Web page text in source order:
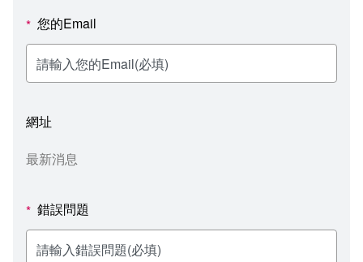
校園行事曆
報名系統
線上報名查詢
輔導處
研發處
秘書處出納組
教學媒體處
電算中心
外國語文學系
文化藝術學系
健康管理與促進學系
課程大綱
網路選課
校園行事曆
資訊服務線上報修系統
消耗品申請
教室‧會議室預約系統
問卷調查
法令規章
政府公開資訊
意見信箱
各單位意見信箱
影音資訊
* 您的Email
網址
最新消息
* 錯誤問題